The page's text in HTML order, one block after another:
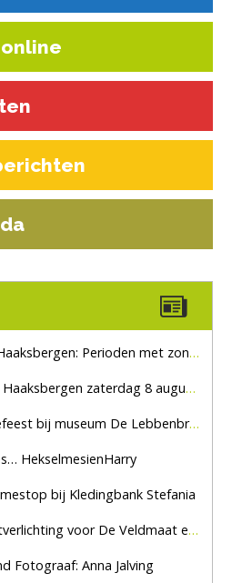
online
Perioden met zon en droog
zaterdag 8 augustus, marktplein Haaksbergen
bij museum De Lebbenbrugge
HekselmesienHarry
bij Kledingbank Stefania
voor De Veldmaat en De Pas
Fotograaf: Anna Jalving